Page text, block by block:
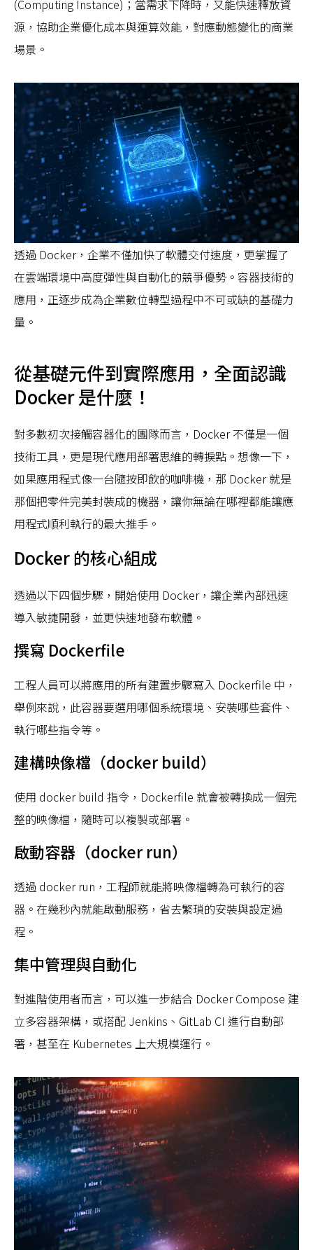
(Computing Instance)；當需求下降時，又能快速釋放資
源，協助企業優化成本與運算效能，對應動態變化的商業
場景。
透過 Docker，企業不僅加快了軟體交付速度，更掌握了
在雲端環境中高度彈性與自動化的競爭優勢。容器技術的
應用，正逐步成為企業數位轉型過程中不可或缺的基礎力
量。
從基礎元件到實際應用，全面認識
Docker 是什麼！
對多數初次接觸容器化的團隊而言，Docker 不僅是一個
技術工具，更是現代應用部署思維的轉捩點。想像一下，
如果應用程式像一台隨按即飲的咖啡機，那 Docker 就是
那個把零件完美封裝成的機器，讓你無論在哪裡都能讓應
用程式順利執行的最大推手。
Docker 的核心組成
透過以下四個步驟，開始使用 Docker，讓企業內部迅速
導入敏捷開發，並更快速地發布軟體。
撰寫 Dockerfile
工程人員可以將應用的所有建置步驟寫入 Dockerfile 中，
舉例來說，此容器要選用哪個系統環境、安裝哪些套件、
執行哪些指令等。
建構映像檔（docker build）
使用 docker build 指令，Dockerfile 就會被轉換成一個完
整的映像檔，隨時可以複製或部署。
啟動容器（docker run）
透過 docker run，工程師就能將映像檔轉為可執行的容
器。在幾秒內就能啟動服務，省去繁瑣的安裝與設定過
程。
集中管理與自動化
對進階使用者而言，可以進一步結合 Docker Compose 建
立多容器架構，或搭配 Jenkins、GitLab CI 進行自動部
署，甚至在 Kubernetes 上大規模運行。